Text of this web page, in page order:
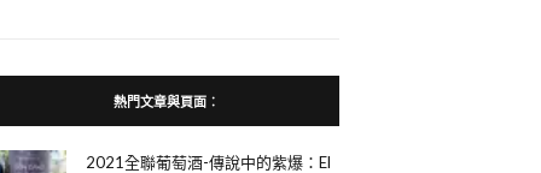
熱門文章與頁面︰
2021全聯葡萄酒-傳說中的紫爆：El